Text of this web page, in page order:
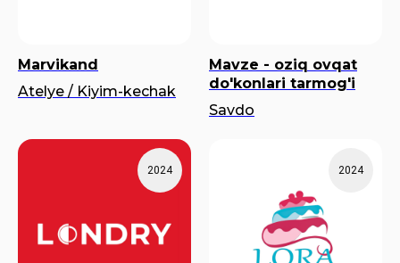
Marvikand
Atelye / Kiyim-kechak
Mavze - oziq ovqat
do'konlari tarmog'i
Savdo
2024 2024